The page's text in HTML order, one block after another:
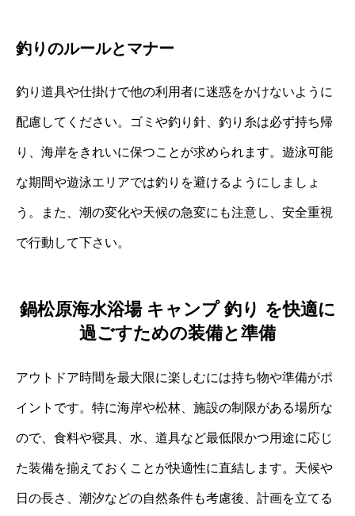
釣りのルールとマナー
釣り道具や仕掛けで他の利用者に迷惑をかけないように
配慮してください。ゴミや釣り針、釣り糸は必ず持ち帰
り、海岸をきれいに保つことが求められます。遊泳可能
な期間や遊泳エリアでは釣りを避けるようにしましょ
う。また、潮の変化や天候の急変にも注意し、安全重視
で行動して下さい。
鍋松原海水浴場 キャンプ 釣り を快適に
過ごすための装備と準備
アウトドア時間を最大限に楽しむには持ち物や準備がポ
イントです。特に海岸や松林、施設の制限がある場所な
ので、食料や寝具、水、道具など最低限かつ用途に応じ
た装備を揃えておくことが快適性に直結します。天候や
日の長さ、潮汐などの自然条件も考慮後、計画を立てる